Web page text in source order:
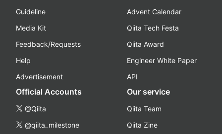
Guideline
Media Kit
Feedback/Requests
Help
Advertisement
Advent Calendar
Qiita Tech Festa
Qiita Award
Engineer White Paper
API
Official Accounts
@Qiita
@qiita_milestone
Our service
Qiita Team
Qiita Zine